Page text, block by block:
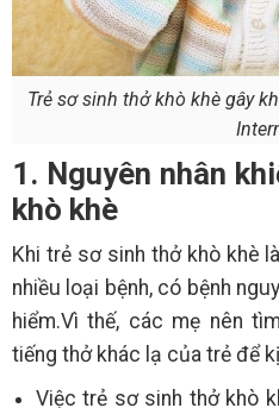
Trẻ sơ sinh thở khò khè gây
1. Nguyên nhân
khò khè
Khi trẻ sơ sinh thở khò khè
nhiều loại bệnh, có bệnh
hiểm.Vì thế, các mẹ nên
tiếng thở khác lạ của trẻ để
Việc trẻ sơ sinh thở khò